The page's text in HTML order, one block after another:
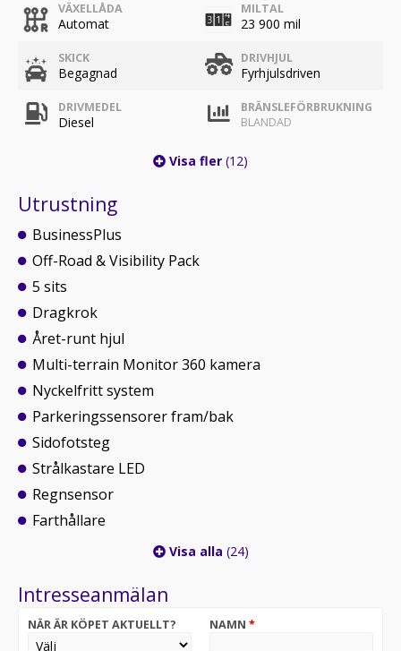
VÄXELLÅDA
Automat
MILTAL
23 900 mil
SKICK
Begagnad
DRIVHJUL
Fyrhjulsdriven
DRIVMEDEL
Diesel
BRÄNSLEFÖRBRUKNING
BLANDAD
Visa fler (12)
Utrustning
BusinessPlus
Off-Road & Visibility Pack
5 sits
Dragkrok
Året-runt hjul
Multi-terrain Monitor 360 kamera
Nyckelfritt system
Parkeringssensorer fram/bak
Sidofotsteg
Strålkastare LED
Regnsensor
Farthållare
Visa alla (24)
Intresseanmälan
NÄR ÄR KÖPET AKTUELLT? NAMN *